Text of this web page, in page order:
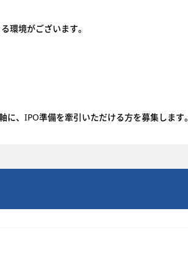
環境がございます。
、IPO準備を牽引いただける方を募集します。